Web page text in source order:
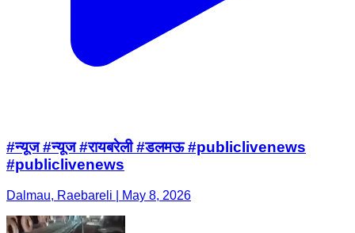
#न्यूज #न्यूज #रायबरेली #डलमऊ #publiclivenews
#publiclivenews
Dalmau, Raebareli | May 8, 2026